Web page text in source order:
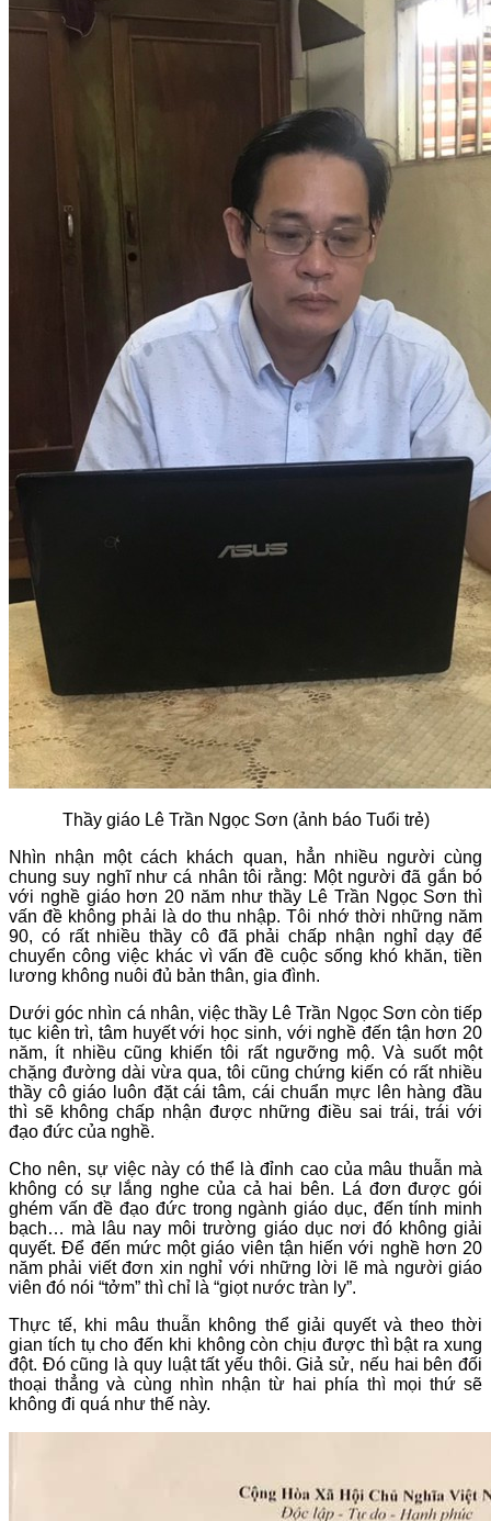
Thầy giáo Lê Trần Ngọc Sơn (ảnh báo Tuổi trẻ)
Nhìn nhận một cách khách quan, hẳn nhiều người cùng
chung suy nghĩ như cá nhân tôi rằng: Một người đã gắn bó
với nghề giáo hơn 20 năm như thầy Lê Trần Ngọc Sơn thì
vấn đề không phải là do thu nhập. Tôi nhớ thời những năm
90, có rất nhiều thầy cô đã phải chấp nhận nghỉ dạy để
chuyển công việc khác vì vấn đề cuộc sống khó khăn, tiền
lương không nuôi đủ bản thân, gia đình.
Dưới góc nhìn cá nhân, việc thầy Lê Trần Ngọc Sơn còn tiếp
tục kiên trì, tâm huyết với học sinh, với nghề đến tận hơn 20
năm, ít nhiều cũng khiến tôi rất ngưỡng mộ. Và suốt một
chặng đường dài vừa qua, tôi cũng chứng kiến có rất nhiều
thầy cô giáo luôn đặt cái tâm, cái chuẩn mực lên hàng đầu
thì sẽ không chấp nhận được những điều sai trái, trái với
đạo đức của nghề.
Cho nên, sự việc này có thể là đỉnh cao của mâu thuẫn mà
không có sự lắng nghe của cả hai bên. Lá đơn được gói
ghém vấn đề đạo đức trong ngành giáo dục, đến tính minh
bạch… mà lâu nay môi trường giáo dục nơi đó không giải
quyết. Để đến mức một giáo viên tận hiến với nghề hơn 20
năm phải viết đơn xin nghỉ với những lời lẽ mà người giáo
viên đó nói “tởm” thì chỉ là “giọt nước tràn ly”.
Thực tế, khi mâu thuẫn không thể giải quyết và theo thời
gian tích tụ cho đến khi không còn chịu được thì bật ra xung
đột. Đó cũng là quy luật tất yếu thôi. Giả sử, nếu hai bên đối
thoại thẳng và cùng nhìn nhận từ hai phía thì mọi thứ sẽ
không đi quá như thế này.